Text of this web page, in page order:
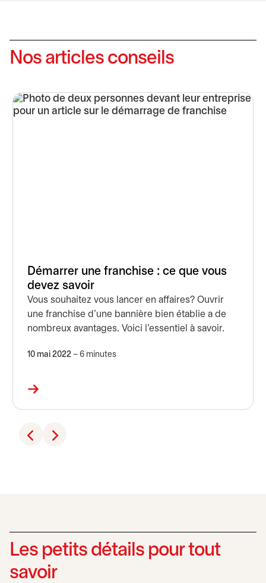
Nos articles conseils
Démarrer une franchise : ce que vous
devez savoir
Vous souhaitez vous lancer en affaires? Ouvrir
une franchise d’une bannière bien établie a de
nombreux avantages. Voici l’essentiel à savoir.
10 mai 2022 – 6 minutes
Les petits détails pour tout
savoir